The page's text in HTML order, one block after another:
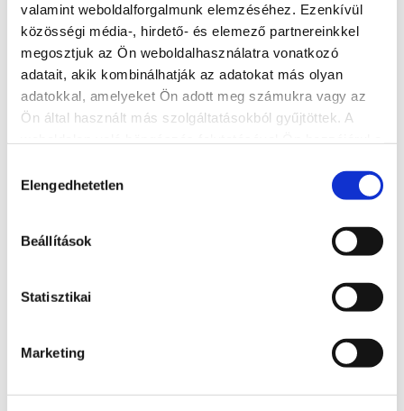
valamint weboldalforgalmunk elemzéséhez. Ezenkívül
közösségi média-, hirdető- és elemező partnereinkkel
megosztjuk az Ön weboldalhasználatra vonatkozó
adatait, akik kombinálhatják az adatokat más olyan
adatokkal, amelyeket Ön adott meg számukra vagy az
Ön által használt más szolgáltatásokból gyűjtöttek. A
kiválasztása
Elengedhetetlen
Beállítások
Statisztikai
Marketing
8655 Som, 65. sz. főút
Weboldal